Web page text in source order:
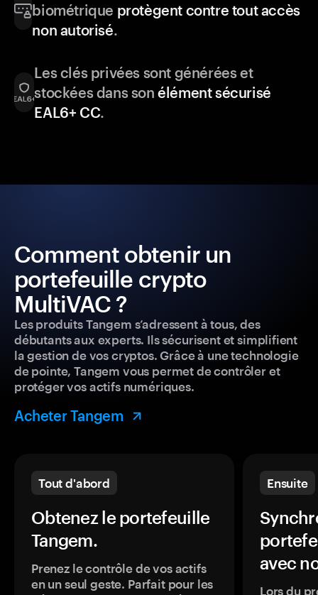
biométrique protègent contre tout accès
non autorisé.
Les clés privées sont générées et
stockées dans sonélément sécurisé
EAL6+ CC.
Comment obtenir un
portefeuille crypto
MultiVAC ?
Les produits Tangem s’adressent à tous, des
débutants aux experts. Ils sécurisent et simplifient
la gestion de vos cryptos. Grâce à une technologie
de pointe, Tangem vous permet de contrôler et
protéger vos actifs numériques.
Acheter Tangem
Tout d'abord
Obtenez le portefeuille
Tangem.
Prenez le contrôle de vos actifs
en un seul geste. Parfait pour les
Ensuite
avec
Lors du